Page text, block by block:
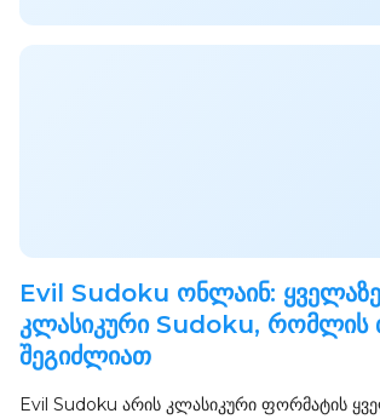
Evil Sudoku ონლაინ:
კლასიკური Sudoku, რომლის
შეგიძლიათ
Evil Sudoku არის კლასიკური ფორმატის